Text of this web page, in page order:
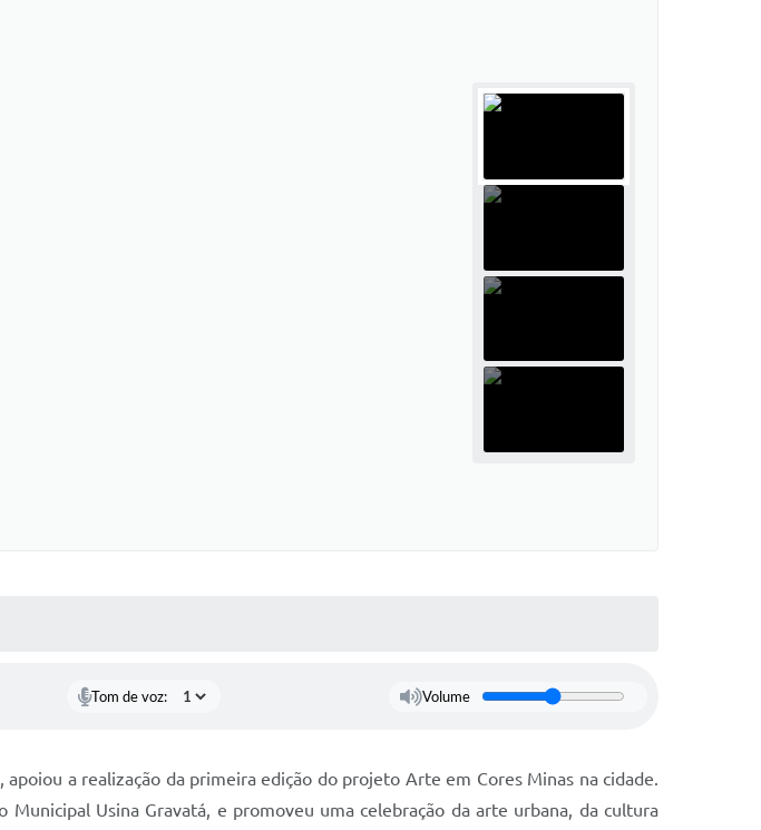
Tom de voz: Volume
a realização da primeira edição do projeto Arte em Cores Minas na cidade.
Usina Gravatá, e promoveu uma celebração da arte urbana, da cultura